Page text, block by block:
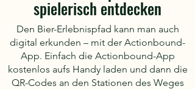
spielerisch entdecken
Den Bier-Erlebnispfad kann man auch
digital erkunden – mit der Actionbound-
App. Einfach die Actionbound-App
kostenlos aufs Handy laden und dann die
QR-Codes an den Stationen des Weges